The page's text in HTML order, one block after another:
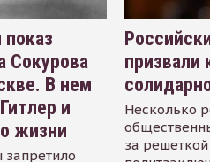
Сокурова
В нем
и
жизни
запретило
призвали
Несколько
за